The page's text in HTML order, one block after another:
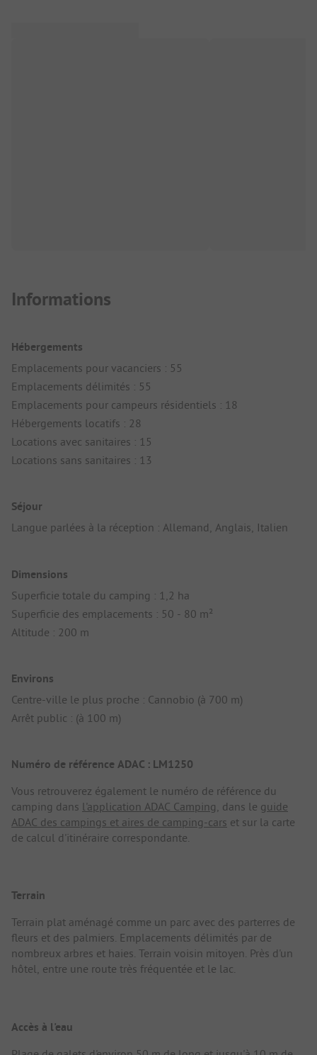
Informations
Hébergements
Emplacements pour vacanciers : 55
Emplacements délimités : 55
Emplacements pour campeurs résidentiels : 18
Hébergements locatifs : 28
Locations avec sanitaires : 15
Locations sans sanitaires : 13
Séjour
Langue parlées à la réception : Allemand, Anglais, Italien
Dimensions
Superficie totale du camping : 1,2 ha
Superficie des emplacements : 50 - 80 m²
Altitude : 200 m
Environs
Centre-ville le plus proche : Cannobio (à 700 m)
Arrêt public : (à 100 m)
Numéro de référence ADAC : LM1250
Vous retrouverez également le numéro de référence du
camping dans l'application ADAC Camping, dans le guide
ADAC des campings et aires de camping-cars et sur la carte
de calcul d'itinéraire correspondante.
Terrain
Terrain plat aménagé comme un parc avec des parterres de
fleurs et des palmiers. Emplacements délimités par de
nombreux arbres et haies. Terrain voisin mitoyen. Près d'un
hôtel, entre une route très fréquentée et le lac.
Accès à l'eau